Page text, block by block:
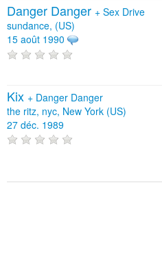
Danger Danger + Sex Drive
sundance, (US)
15 août 1990
Kix + Danger Danger
the ritz, nyc, New York (US)
27 déc. 1989